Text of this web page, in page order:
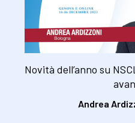
Novità dell’anno su
Andrea